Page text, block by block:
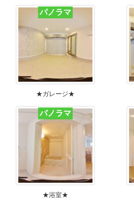
パノラマ
★ガレージ★
パノラマ
★浴室★